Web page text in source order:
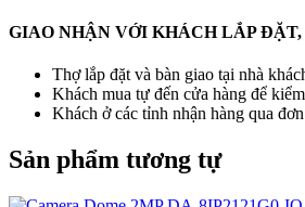
GIAO NHẬN VỚI KHÁCH LẮP
Thợ lắp đặt và bàn giao tại nhà
Khách mua tự đến cửa hàng để
Khách ở các tỉnh nhận hàng qua
Sản phẩm tương tự